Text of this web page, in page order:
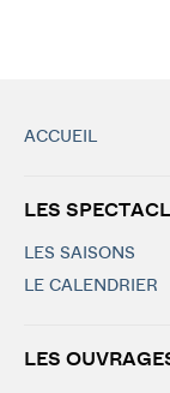
ACCUEIL
LES
LES SAISONS
LE CALENDRIER
LES